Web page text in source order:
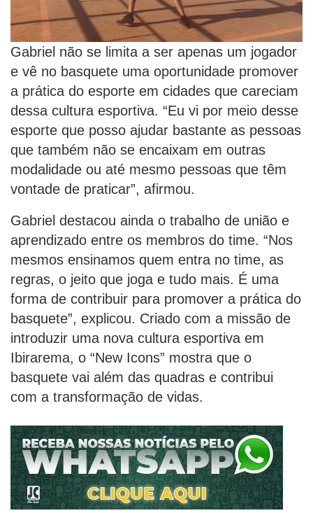
Gabriel não se limita a ser apenas um jogador
e vê no basquete uma oportunidade promover
a prática do esporte em cidades que careciam
dessa cultura esportiva. “Eu vi por meio desse
esporte que posso ajudar bastante as pessoas
que também não se encaixam em outras
modalidade ou até mesmo pessoas que têm
vontade de praticar”, afirmou.
Gabriel destacou ainda o trabalho de união e
aprendizado entre os membros do time. “Nos
mesmos ensinamos quem entra no time, as
regras, o jeito que joga e tudo mais. É uma
forma de contribuir para promover a prática do
basquete”, explicou. Criado com a missão de
introduzir uma nova cultura esportiva em
Ibirarema, o “New Icons” mostra que o
basquete vai além das quadras e contribui
com a transformação de vidas.